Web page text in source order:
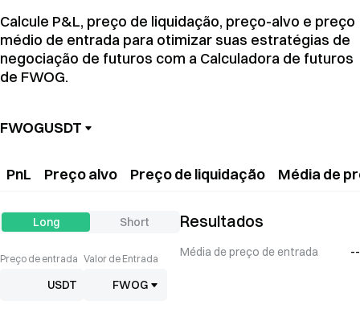
Calcule P&L, preço de liquidação, preço-alvo e preço
médio de entrada para otimizar suas estratégias de
negociação de futuros com a Calculadora de futuros
de FWOG.
FWOGUSDT
PnL Preço alvo Preço de liquidação Média de
Long Short
Preço de entrada
USDT
Valor de Entrada
FWOG
Resultados
Média de preço de entrada --